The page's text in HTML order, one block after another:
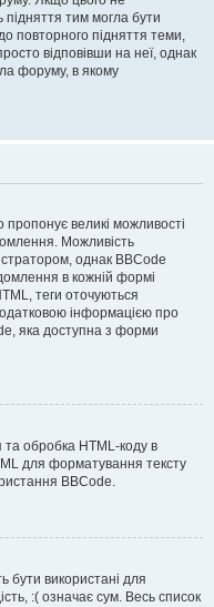
підняття тим могла бути
повторного підняття теми,
відповівши на неї, однак
форуму, в якому
великі можливості
Можливість
однак BBCode
в кожній формі
теги оточуються
інформацією про
яка доступна з форми
обробка HTML-коду в
для форматування тексту
BBCode.
бути використані для
:( означає сум. Весь список